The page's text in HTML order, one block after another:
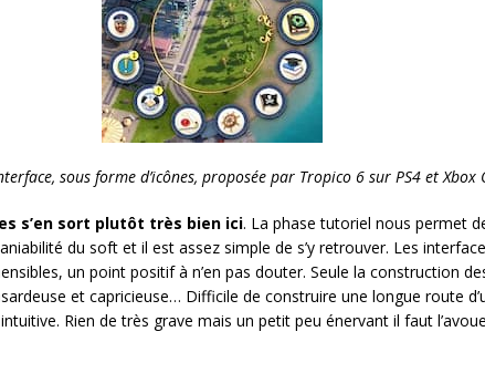
sous forme d’icônes, proposée par Tropico 6 sur PS4 et Xbox
s’en sort plutôt très bien ici. La phase tutoriel nous permet
du soft et il est assez simple de s’y retrouver. Les
un point positif à n’en pas douter. Seule la construction
et capricieuse… Difficile de construire une longue route
Rien de très grave mais un petit peu énervant il faut